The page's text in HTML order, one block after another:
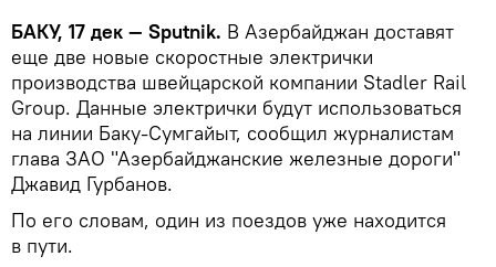
БАКУ, 17 дек — Sputnik. В Азербайджан доставят
еще две новые скоростные электрички
производства швейцарской компании Stadler Rail
Group. Данные электрички будут использоваться
на линии Баку-Сумгайыт, сообщил журналистам
глава ЗАО "Азербайджанские железные дороги"
Джавид Гурбанов.
По его словам, один из поездов уже находится
в пути.